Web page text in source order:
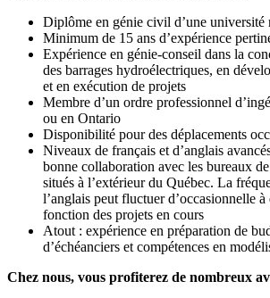
Diplôme en génie civil d’une université
Minimum de 15 ans d’expérience
Expérience en génie-conseil dans la
des barrages hydroélectriques, en
et en exécution de projets
Membre d’un ordre professionnel
ou en Ontario
Disponibilité pour des déplacements
Niveaux de français et d’anglais
bonne collaboration avec les bureaux
situés à l’extérieur du Québec. La
l’anglais peut fluctuer d’occasionnelle
fonction des projets en cours
Atout : expérience en préparation de
d’échéanciers et compétences en
Chez nous, vous profiterez de nombreux